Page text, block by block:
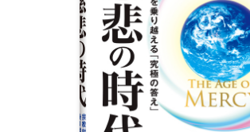
CD
DVD・ブルーレイ
雑貨